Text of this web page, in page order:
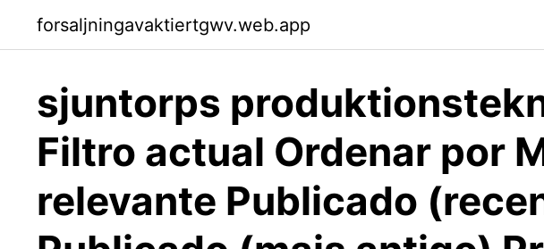
forsaljningavaktiertgwv.web.app
sjuntorps
Filtro actual Ordenar por
relevante Publicado